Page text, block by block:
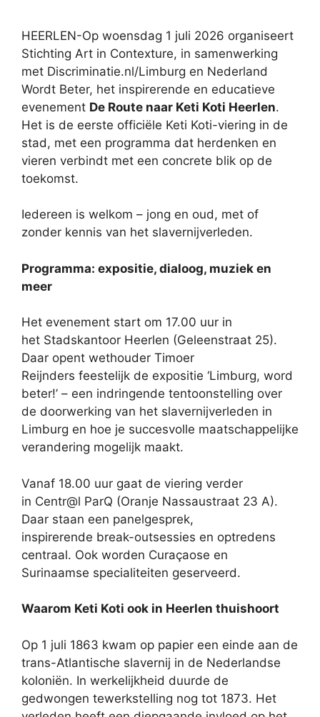
HEERLEN-Op woensdag 1 juli 2026 organiseert
Stichting Art in Contexture, in samenwerking
met Discriminatie.nl/Limburg en Nederland
Wordt Beter, het inspirerende en educatieve
evenement De Route naar Keti Koti Heerlen.
Het is de eerste officiële Keti Koti-viering in de
stad, met een programma dat herdenken en
vieren verbindt met een concrete blik op de
toekomst.
Iedereen is welkom – jong en oud, met of
zonder kennis van het slavernijverleden.
Programma: expositie, dialoog, muziek en
meer
Het evenement start om 17.00 uur in
het Stadskantoor Heerlen (Geleenstraat 25).
Daar opent wethouder Timoer
Reijnders feestelijk de expositie ‘Limburg, word
beter!’ – een indringende tentoonstelling over
de doorwerking van het slavernijverleden in
Limburg en hoe je succesvolle maatschappelijke
verandering mogelijk maakt.
Vanaf 18.00 uur gaat de viering verder
in Centr@l ParQ (Oranje Nassaustraat 23 A).
Daar staan een panelgesprek,
inspirerende break-outsessies en optredens
centraal. Ook worden Curaçaose en
Surinaamse specialiteiten geserveerd.
Waarom Keti Koti ook in Heerlen thuishoort
Op 1 juli 1863 kwam op papier een einde aan de
trans-Atlantische slavernij in de Nederlandse
koloniën. In werkelijkheid duurde de
gedwongen tewerkstelling nog tot 1873. Het